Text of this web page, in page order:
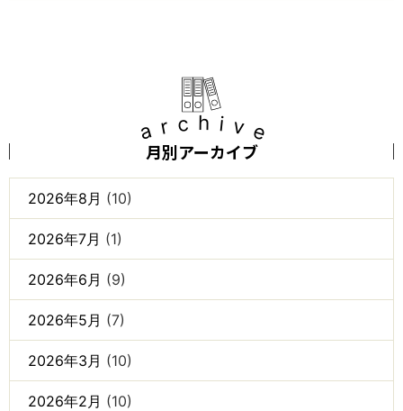
archive
月別アーカイブ
2026年8月 (10)
2026年7月 (1)
2026年6月 (9)
2026年5月 (7)
2026年3月 (10)
2026年2月 (10)